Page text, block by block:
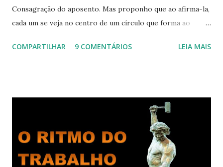
Consagração do aposento. Mas proponho que ao afirma-la,
cada um se veja no centro de um círculo que forma ao
cada um de nós mesmos. Um círculo que cresce e se
relacionamos e vai se ampliando e tocando os círculos
iluminados daqueles com que cooperamos, formando um
círculo cada vez maior de Paz e Harmonia. CONSAGRAÇÃO
DO APOSENTO Dentro do Círculo Infinito da Divina
Presença que me envolve inteiramente Afirmo: Há uma só
COMPARTILHAR 9 COMENTÁRIOS LEIA MAIS